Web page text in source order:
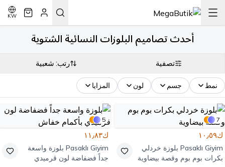
KW
أحدث تصاميم البلوزات النسائية الشتوية
تصفية رتب: شعبية
نمط جسم لون المزايا
7
ك١٠٫٥٩
Pasaklı Giyim بلوزة خردلي
بكرات بوم بوم وقصة بيضاوية
5
ك١١٫٨٣
Pasaklı Giyim بلوزة واسعة
جداً فضفاضة لون قرميدي